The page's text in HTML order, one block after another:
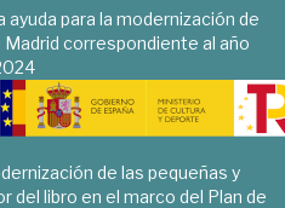
para la modernización de
Madrid correspondiente al año
de las pequeñas y
del libro en el marco del Plan de